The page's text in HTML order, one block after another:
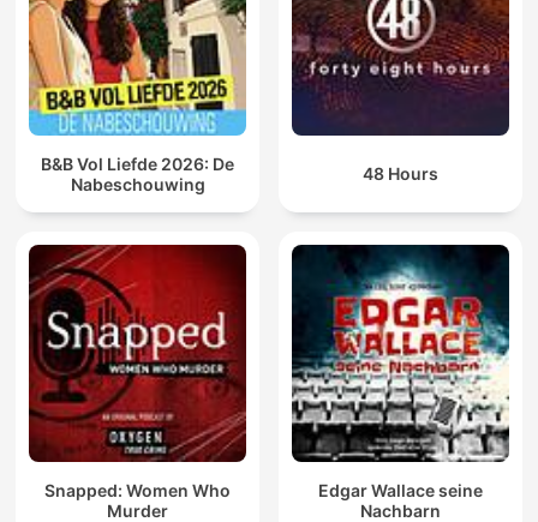
B&B Vol Liefde 2026: De
Nabeschouwing
48 Hours
Snapped: Women Who
Murder
Edgar Wallace seine
Nachbarn